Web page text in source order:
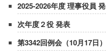
2025-2026年度 理事役員
次年度２役 発表
第3342回例会（10月17日）